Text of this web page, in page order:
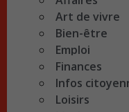
Art de vivre
Bien-être
Emploi
Finances
Infos
Loisirs